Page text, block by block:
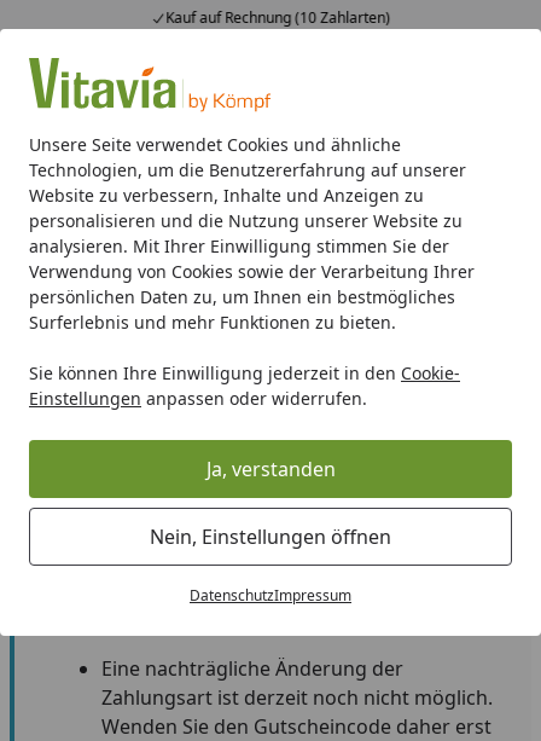
Unsere Seite verwendet Cookies und ähnliche
Technologien, um die Benutzererfahrung auf unserer
Website zu verbessern, Inhalte und Anzeigen zu
personalisieren und die Nutzung unserer Website zu
analysieren. Mit Ihrer Einwilligung stimmen Sie der
Verwendung von Cookies sowie der Verarbeitung Ihrer
persönlichen Daten zu, um Ihnen ein bestmögliches
Surferlebnis und mehr Funktionen zu bieten.
Sie können Ihre Einwilligung jederzeit in den Cookie-
Einstellungen anpassen oder widerrufen.
Ja, verstanden
Nein, Einstellungen öffnen
DatenschutzImpressum
Kauf auf Rechnung (10 Zahlarten)
Alle Produkte
Mein Konto
Suchen
Startseite
Wie funktioniert ein Newsletter-Gutschein?
Wie funktioniert ein Newsletter-
Gutschein?
Nachdem Sie sich für unserenNewsletterangemeldet
haben, erhalten Sie innerhalb weniger Minuten eine
Bestätigungs-E-Mail (Double-opt-in E-Mail). Wir senden
Sie können diesen in Ihrem Einkaufswagen ganz einfach
mit "Gutscheincode anwenden" für Ihre Bestellung
einmalig aktivieren.
Eine nachträgliche Änderung der
Zahlungsart ist derzeit noch nicht möglich.
Wenden Sie den Gutscheincode daher erst